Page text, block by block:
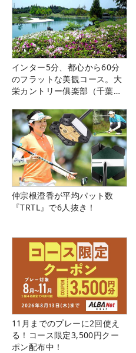
インター5分、都心から60分
のフラットな美観コース。大
栄カントリー俱楽部（千葉
仲宗根澄香が平均パット数
『TRTL』で6人抜き！
11月までのプレーに2回使え
る！コース限定3,500円クー
ポン配布中！